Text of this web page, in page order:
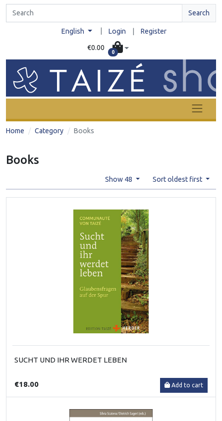
Search
English Login Register
€0.00
0
Home Category Books
Books
Show 48 Sort oldest first
SUCHT UND IHR WERDET LEBEN
€18.00 Add to cart